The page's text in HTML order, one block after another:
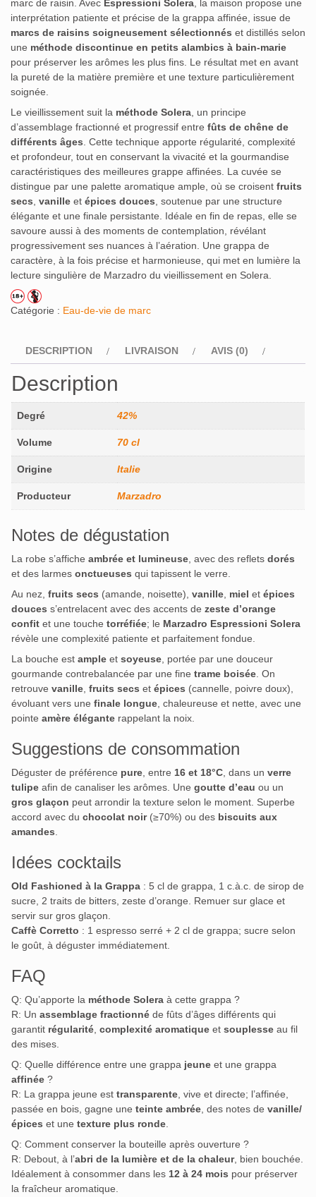
marc de raisin. Avec Espressioni Solera , la maison propose une
interprétation patiente et précise de la grappa affinée, issue de
marcs de raisins soigneusement sélectionnés et distillés selon
une méthode discontinue en petits alambics à bain-marie
pour préserver les arômes les plus fins. Le résultat met en avant
la pureté de la matière première et une texture particulièrement
soignée.
Le vieillissement suit la méthode Solera , un principe
d’assemblage fractionné et progressif entre fûts de chêne de
différents âges . Cette technique apporte régularité, complexité
et profondeur, tout en conservant la vivacité et la gourmandise
caractéristiques des meilleures grappe affinées. La cuvée se
distingue par une palette aromatique ample, où se croisent fruits
secs vanille et épices douces , soutenue par une structure
élégante et une finale persistante. Idéale en fin de repas, elle se
savoure aussi à des moments de contemplation, révélant
progressivement ses nuances à l’aération. Une grappa de
caractère, à la fois précise et harmonieuse, qui met en lumière la
lecture singulière de Marzadro du vieillissement en Solera.
Catégorie : Eau-de-vie de marc
DESCRIPTION LIVRAISON AVIS (0)
Description
Degré 42%
Volume 70 cl
Origine Italie
Producteur Marzadro
Notes de dégustation
La robe s’affiche ambrée et lumineuse , avec des reflets dorés
et des larmes onctueuses qui tapissent le verre.
Au nez, fruits secs (amande, noisette), vanille miel et épices
douces s’entrelacent avec des accents de zeste d’orange
confit et une touche torréfiée; le Marzadro Espressioni Solera
révèle une complexité patiente et parfaitement fondue.
La bouche est ample et soyeuse , portée par une douceur
gourmande contrebalancée par une fine trame boisée . On
retrouve vanille fruits secs et épices (cannelle, poivre doux),
évoluant vers une finale longue , chaleureuse et nette, avec une
pointe amère élégante rappelant la noix.
Suggestions de consommation
Déguster de préférence pure , entre 16 et 18°C , dans un verre
tulipe afin de canaliser les arômes. Une goutte d’eau ou un
gros glaçon peut arrondir la texture selon le moment. Superbe
accord avec du chocolat noir(≥70%) ou des biscuits aux
amandes
Idées cocktails
Old Fashioned à la Grappa : 5 cl de grappa, 1 c.à.c. de sirop de
sucre, 2 traits de bitters, zeste d’orange. Remuer sur glace et
servir sur gros glaçon.
Caffè Corretto : 1 espresso serré + 2 cl de grappa; sucre selon
le goût, à déguster immédiatement.
FAQ
Q: Qu’apporte la méthode Solera à cette grappa ?
R: Un assemblage fractionné de fûts d’âges différents qui
garantit régularité complexité aromatique et souplesse au fil
des mises.
Q: Quelle différence entre une grappa jeune et une grappa
affinée ?
R: La grappa jeune est transparente , vive et directe; l’affinée,
passée en bois, gagne une teinte ambrée , des notes de vanille/
épices et une texture plus ronde
Q: Comment conserver la bouteille après ouverture ?
R: Debout, à l’abri de la lumière et de la chaleur, bien bouchée.
Idéalement à consommer dans les 12 à 24 mois pour préserver
la fraîcheur aromatique.